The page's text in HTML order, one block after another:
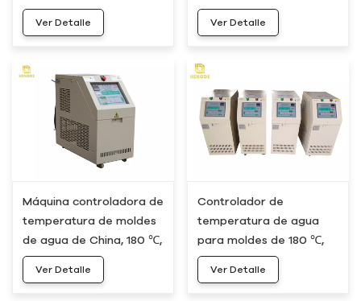
180 °C, 9 kW y 12 kW,
sistema de calefacción
Ver Detalle
HDWH-20, 180 °C, 12 kW
y 18 kW
Ver Detalle
Máquina controladora de
temperatura de moldes
de agua de China, 180 ℃,
24 kW, 30 kW, HDWH-30
Ver Detalle
Controlador de
temperatura de agua
para moldes de 180 ℃,
36 kW y 48 kW, TCU
HDWH-50
Ver Detalle